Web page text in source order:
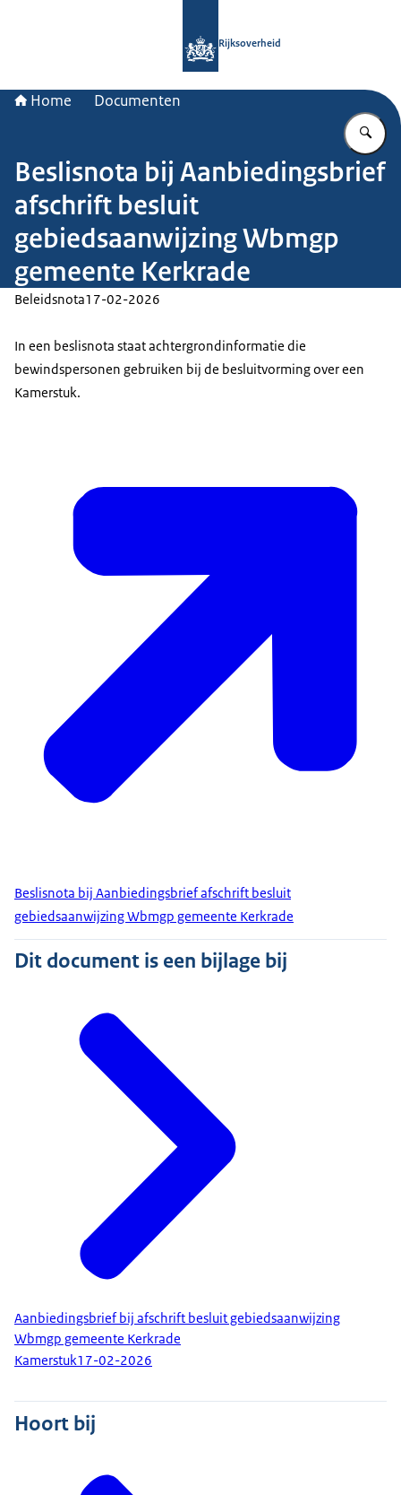
Rijksoverheid
Home Documenten
Beslisnota bij Aanbiedingsbrief
afschrift besluit
gebiedsaanwijzing Wbmgp
gemeente Kerkrade
Beleidsnota17-02-2026
In een beslisnota staat achtergrondinformatie die
bewindspersonen gebruiken bij de besluitvorming over een
Kamerstuk.
Beslisnota bij Aanbiedingsbrief afschrift besluit
gebiedsaanwijzing Wbmgp gemeente Kerkrade
Dit document is een bijlage bij
Aanbiedingsbrief bij afschrift besluit gebiedsaanwijzing
Wbmgp gemeente Kerkrade
Kamerstuk17-02-2026
Hoort bij